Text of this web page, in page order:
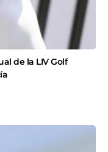
de la LIV Golf